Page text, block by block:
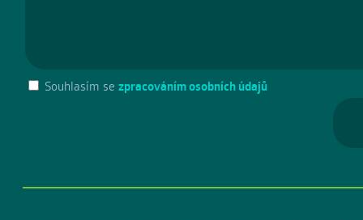
Souhlasím se zpracováním osobních údajů